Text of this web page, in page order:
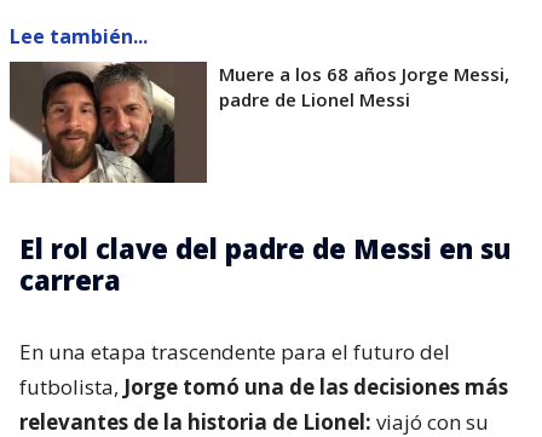
Lee también...
Muere a los 68 años Jorge Messi,
padre de Lionel Messi
El rol clave del padre de Messi en su
carrera
En una etapa trascendente para el futuro del
futbolista, Jorge tomó una de las decisiones más
relevantes de la historia de Lionel: viajó con su